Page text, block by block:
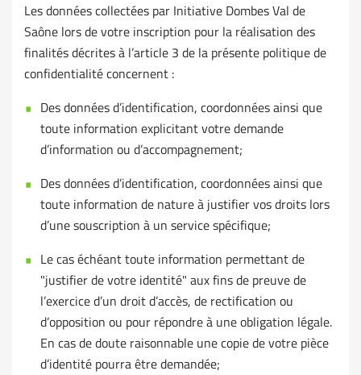
Les données collectées par Initiative Dombes Val de
Saône lors de votre inscription pour la réalisation des
finalités décrites à l’article 3 de la présente politique de
confidentialité concernent :
Des données d’identification, coordonnées ainsi que
toute information explicitant votre demande
d’information ou d’accompagnement;
Des données d’identification, coordonnées ainsi que
toute information de nature à justifier vos droits lors
d’une souscription à un service spécifique;
Le cas échéant toute information permettant de
"justifier de votre identité" aux fins de preuve de
l’exercice d’un droit d’accès, de rectification ou
d’opposition ou pour répondre à une obligation légale.
En cas de doute raisonnable une copie de votre pièce
d’identité pourra être demandée;